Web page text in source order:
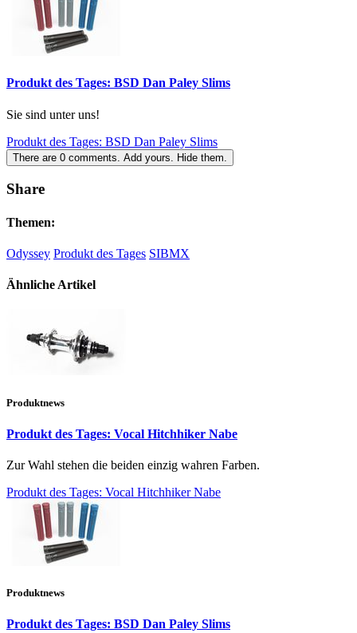
Produkt des Tages: BSD Dan Paley Slims
Sie sind unter uns!
Produkt des Tages: BSD Dan Paley Slims
There are 0 comments. Add yours. Hide them.
Share
Themen:
Odyssey Produkt des Tages SIBMX
Ähnliche Artikel
Produktnews
Produkt des Tages: Vocal Hitchhiker Nabe
Zur Wahl stehen die beiden einzig wahren Farben.
Produkt des Tages: Vocal Hitchhiker Nabe
Produktnews
Produkt des Tages: BSD Dan Paley Slims